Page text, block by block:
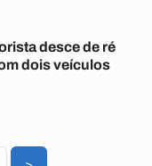
desce de ré
dois veículos